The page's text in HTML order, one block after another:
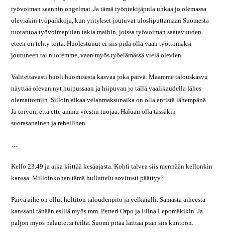
työvoiman saannin ongelmat. Ja tämä työntekijäpula uhkaa jo olemassa
oleviakin työpaikkoja, kun yritykset joutuvat ulosliputtamaan Suomesta
tuotantoa työvoimapulan takia maihin, joissa työvoiman saatavuuden
eteen on tehty töitä. Huolestunut ei siis pidä olla vaan työttömäksi
joutuneen tai nuoremme, vaan myös työelämässä vielä olevien.
Valitettavasti huoli huomisesta kasvaa joka päivä. Maamme talouskasvu
näyttää olevan nyt huipussaan ja hiipuvan jo tällä vaalikaudella lähes
olemattomiin. Silloin alkaa velanmaksunaika on olla entistä lähempänä.
Ja toivon, että ette ammu viestin tuojaa. Haluan olla tässäkin
suorasanainen ja rehellinen.
…
Kello 23.49 ja aika kiittää kesäajasta. Kohti talvea siis mennään kellonkin
kanssa. Milloinkohan tämä hulluttelu sovitusti päättyy?
Päivä aihe on ollut holtiton taloudenpito ja velkaralli. Samasta aiheesta
kanssani tänään esillä myös mm. Petteri Orpo ja Elina Lepomäkikin. Ja
paljon myös palautetta teiltä. Suomi pitää laittaa pian siis kuntoon.